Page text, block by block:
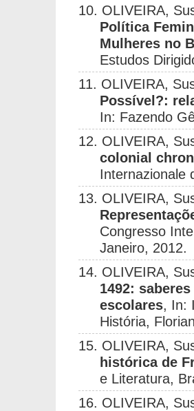
10. OLIVEIRA,
Política
Mulheres no
Estudos
11. OLIVEIRA,
Possível?:
In: Fazendo
12. OLIVEIRA,
colonial
Internazionale
13. OLIVEIRA,
Congresso
Janeiro, 2012.
14. OLIVEIRA,
1492:
escolares, In:
História,
15. OLIVEIRA,
histórica de
e Literatura,
16. OLIVEIRA,